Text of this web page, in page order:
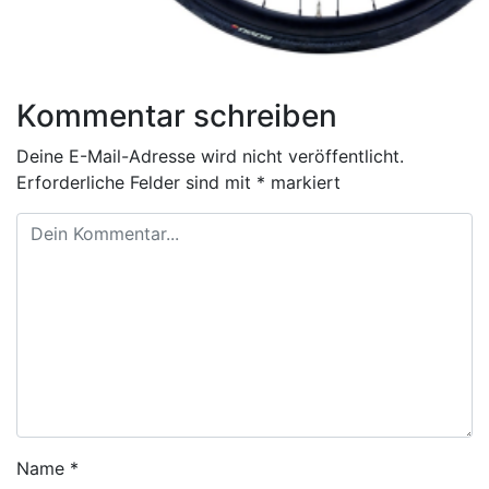
Kommentar schreiben
Deine E-Mail-Adresse wird nicht veröffentlicht.
Erforderliche Felder sind mit * markiert
Name *